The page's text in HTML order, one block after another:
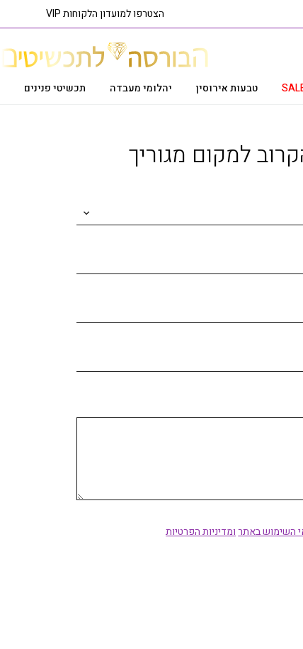
הצטרפו למועדון הלקוחות VIP
טבעות אירוסין יהלומי מעבדה תכשיטי פנינים
למקום מגוריך
השימוש באתר ומדיניות הפרטיות